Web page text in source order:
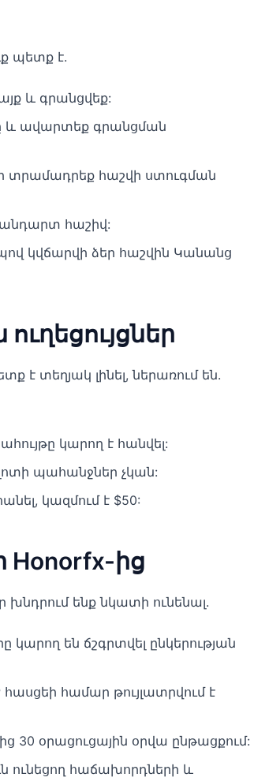
պետք է.
և գրանցվեք:
և ավարտեք գրանցման
տրամադրեք հաշվի ստուգման
հաշիվ:
կվճարվի ձեր հաշվին Կանանց
է տեղյակ լինել, ներառում են.
կարող է հանվել:
պահանջներ չկան:
կազմում է $50:
ից
ենք նկատի ունենալ.
են ճշգրտվել ընկերության
համար թույլատրվում է
30 օրացուցային օրվա ընթացքում:
ունեցող հաճախորդների և